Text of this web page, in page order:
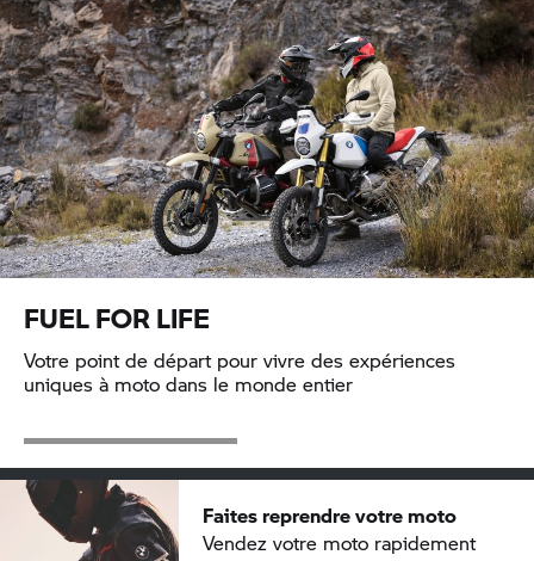
FUEL FOR LIFE
Votre point de départ pour vivre des expériences
uniques à moto dans le monde entier
Faites reprendre votre moto
Vendez votre moto rapidement